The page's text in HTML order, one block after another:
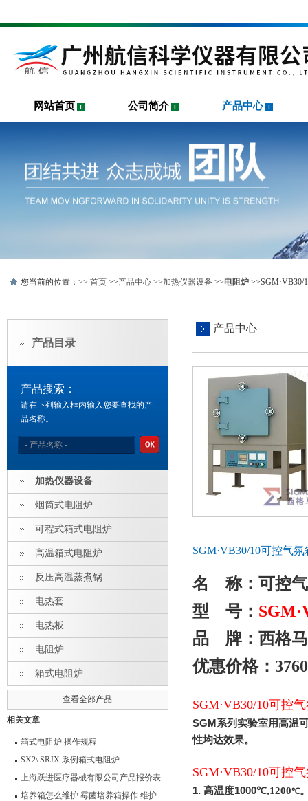
网站首页 公司简介 产品中心
您当前的位置：>> 首页 >>产品中心 >>加热仪器设备 >>电阻炉 >>SGM·VB30/
产品目录
产品搜索：
请在下列输入框内输入您要查找的产
品名称。
加热仪器设备
烟筒式电阻炉
可程式箱式电阻炉
高温箱式电阻炉
反压高温蒸煮锅
电热套
电热板
电阻炉
箱式电阻炉
查看全部产品
相关文章
箱式电阻炉 操作规程
SX2\ SRJX 系例箱式电阻炉
上海跃进医疗器械有限公司产品报价表
培养箱怎么维护 霉菌培养箱操作 维护
产品中心
SGM·VB30/10可控气
名 称： 可控
型 号： SGM
品 牌：西格马
优惠价格：
SGM·VB30/10可控
SGM 系列实验室用高温
性均达效果。
SGM·VB30/10可控
1. 高温度1000℃,1200℃